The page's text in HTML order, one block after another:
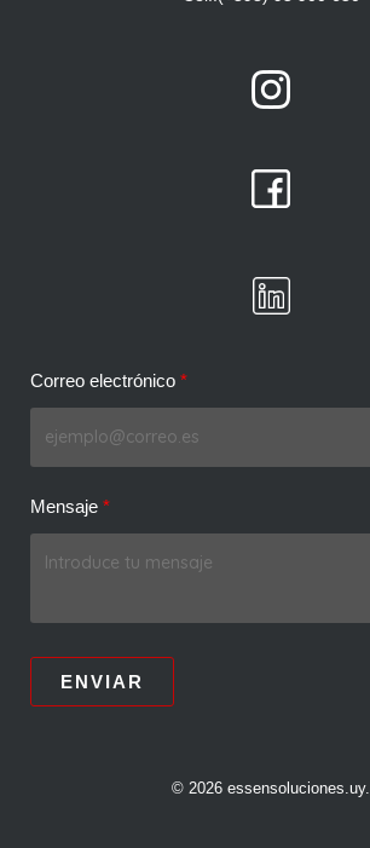
Correo electrónico
Mensaje
ENVIAR
© 2026 essensoluciones.uy.